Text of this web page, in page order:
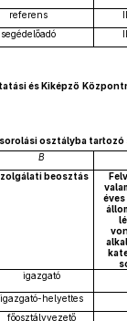
referens
segédelőadó
és Kiképző
osztályba
B
beosztás
igazgató
igazgató-helyettes
főosztályvezető